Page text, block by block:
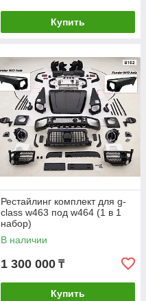
Купить
Рестайлинг комплект для g-
class w463 под w464 (1 в 1
набор)
В наличии
1 300 000 ₸
Купить